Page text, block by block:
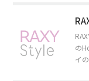
の
イ